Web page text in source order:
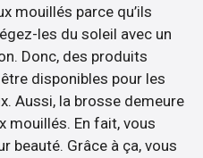
mouillés parce qu’ils
les du soleil avec un
Donc, des produits
disponibles pour les
Aussi, la brosse demeure
mouillés. En fait, vous
beauté. Grâce à ça, vous